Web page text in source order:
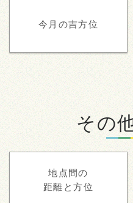
今月の吉方位
その
地点間の
距離と方位